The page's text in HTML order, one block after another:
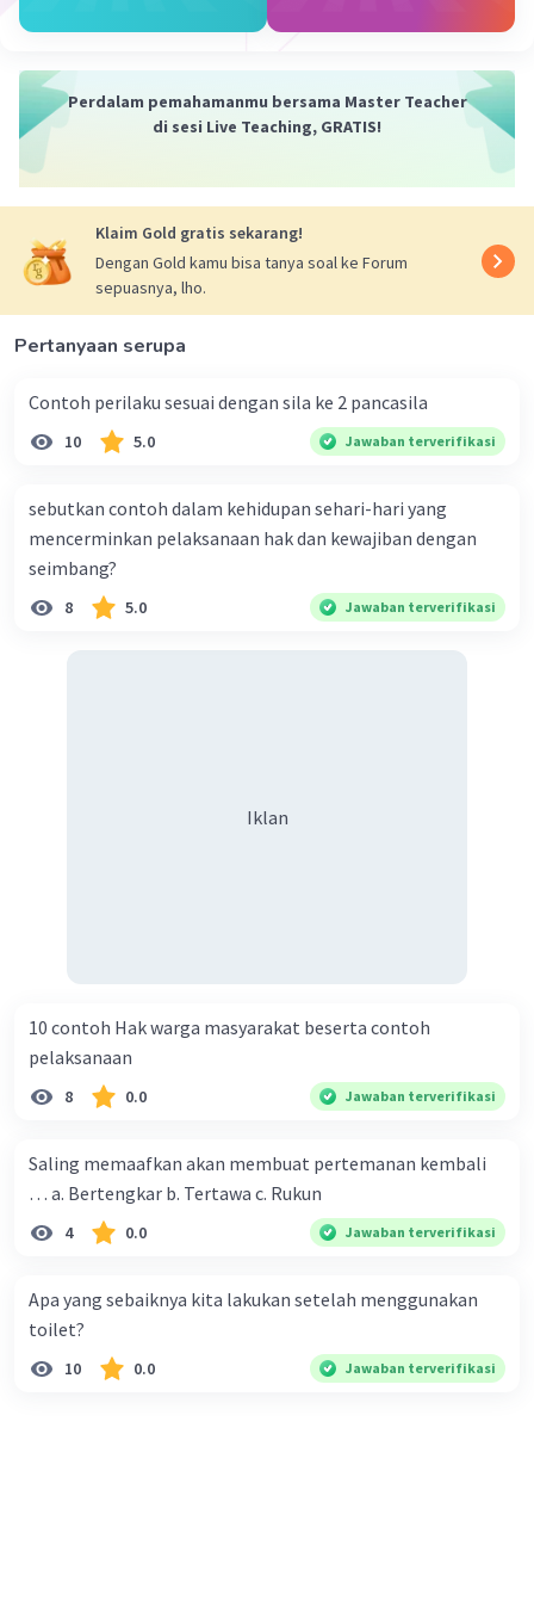
Perdalam pemahamanmu bersama Master Teacher
di sesi Live Teaching, GRATIS!
Klaim Gold gratis sekarang!
Dengan Gold kamu bisa tanya soal ke Forum
sepuasnya, lho.
Pertanyaan serupa
Contoh perilaku sesuai dengan sila ke 2 pancasila
10 5.0 Jawaban terverifikasi
sebutkan contoh dalam kehidupan sehari-hari yang
mencerminkan pelaksanaan hak dan kewajiban dengan
seimbang?
8 5.0 Jawaban terverifikasi
Iklan
10 contoh Hak warga masyarakat beserta contoh
pelaksanaan
8 0.0 Jawaban terverifikasi
Saling memaafkan akan membuat pertemanan kembali
… a. Bertengkar b. Tertawa c. Rukun
4 0.0 Jawaban terverifikasi
Apa yang sebaiknya kita lakukan setelah menggunakan
toilet?
10 0.0 Jawaban terverifikasi